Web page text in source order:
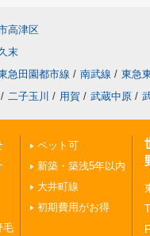
高津区
末
急田園都市線 / 南武線 / 東急
/ 二子玉川 / 用賀 / 武蔵中原 /
毛
ペット可
新築・築浅5年以内
大井町線
初期費用がお得